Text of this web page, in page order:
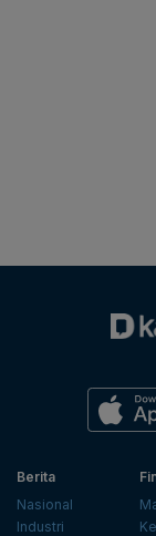
Berita
Nasional
Industri